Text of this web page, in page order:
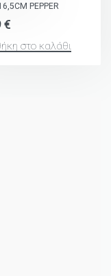
PEPPER
€
στο καλάθι